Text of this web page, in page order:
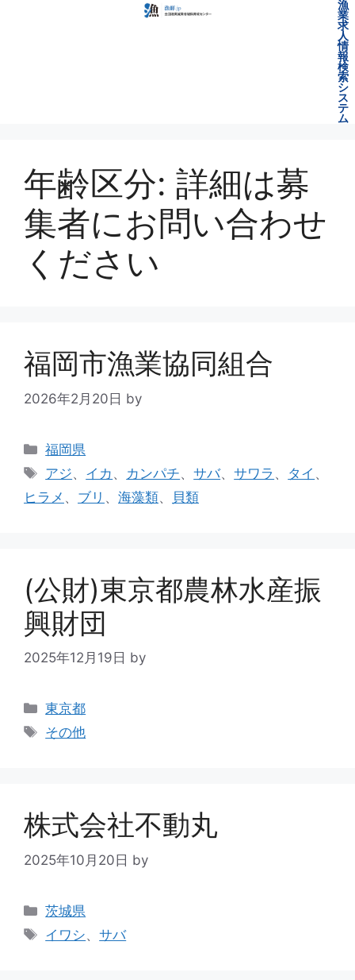
漁
業
求
人
情
報
検
索
シ
ス
テ
ム
年齢区分: 詳細は募
集者にお問い合わせ
ください
福岡市漁業協同組合
2026年2月20日 by
福岡県
アジ、 イカ 、 カンパチ、サバ、サワラ 、 タイ 、
ヒラメ 、 ブリ 、 海藻類、 貝類
(公財)東京都農林水産振
興財団
2025年12月19日 by
東京都
その他
株式会社不動丸
2025年10月20日 by
茨城県
イワシ、サバ